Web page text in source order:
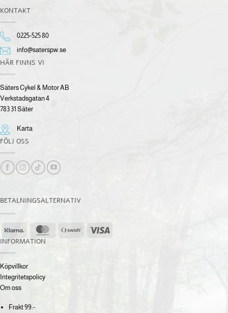
KONTAKT
0225-525 80
info@saterspw.se
HÄR FINNS VI
Säters Cykel & Motor AB
Verkstadsgatan 4
783 31 Säter
Karta
FÖLJ OSS
BETALNINGSALTERNATIV
Klarna MasterCardSwish
INFORMATION
Köpvillkor
Integritetspolicy
Om oss
Frakt 99:-